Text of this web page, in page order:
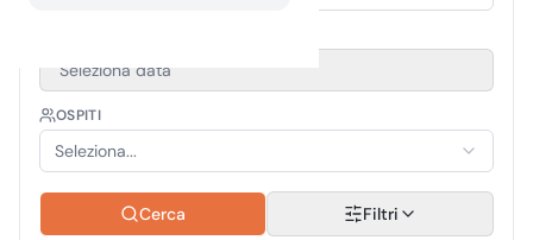
Seleziona data
OSPITI
Seleziona...
Cerca Filtri